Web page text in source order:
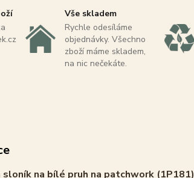
Vše skladem
Rychle odesíláme
objednávky. Všechno
zboží máme skladem,
na nic nečekáte.
na bílé pruh na patchwork (1P181)